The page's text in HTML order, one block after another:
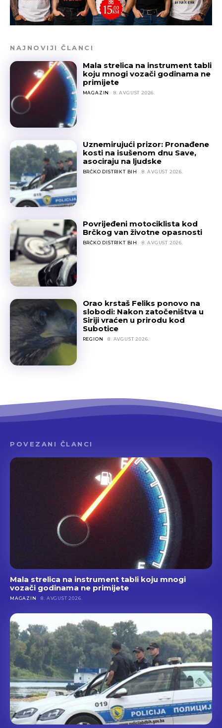
NAJNOVIJI ČLANCI
Mala strelica na instrument tabli
koju mnogi vozači godinama ne
primijete
MAGAZIN 8. AVGUST 2026.
Uznemirujući prizor: Pronađene
kosti na isušenom dnu Save,
asociraju na ljudske
BRČKO DISTRIKT BIH 8. AVGUST 2026.
Povrijeđeni motociklista kod
Brčkog van životne opasnosti
BRČKO DISTRIKT BIH 8. AVGUST 2026.
Orao krstaš Feliks ponovo na
slobodi: Nakon zatočeništva u
Siriji vraćen u prirodu kod
Subotice
REGION 8. AVGUST 2026.
POVEZANI ČLANCI
Mala strelica na instrument tabli koju mnogi
vozači godinama ne primijete
MAGAZIN 8. AVGUST 2026.